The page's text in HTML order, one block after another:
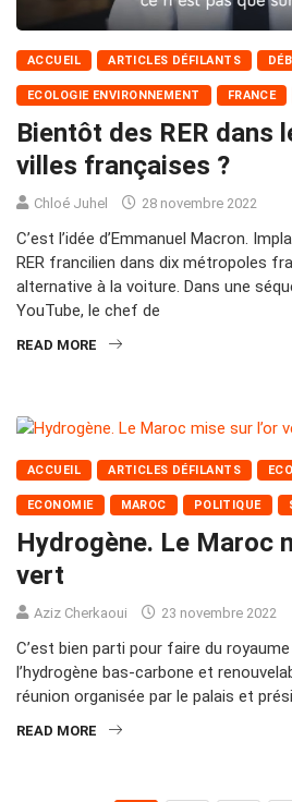
ACCUEIL ARTICLES DÉFILANTS
ECOLOGIE ENVIRONNEMENT FRANCE
Bientôt des RER dans
villes françaises ?
Chloé Juhel 28 novembre 2022
C’est l’idée d’Emmanuel Macron.
RER francilien dans dix métropoles
alternative à la voiture. Dans une
YouTube, le chef de
READ MORE
ACCUEIL ARTICLES DÉFILANTS
ECONOMIE MAROC POLITIQUE
Hydrogène. Le Maroc
vert
Aziz Cherkaoui 23 novembre 2022
C’est bien parti pour faire du
l’hydrogène bas-carbone et
réunion organisée par le palais et
READ MORE